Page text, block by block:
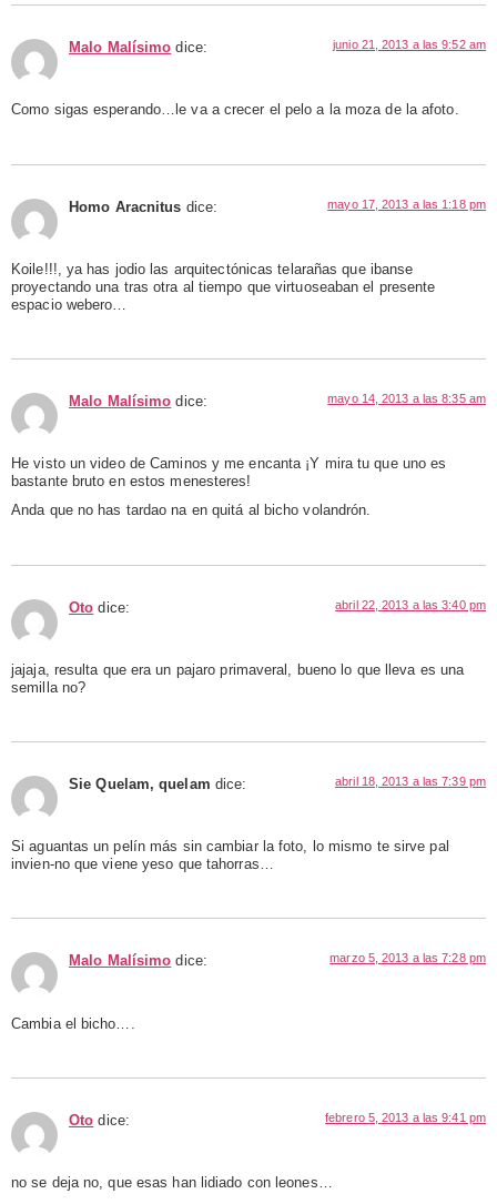
Malo Malísimo dice: junio 21, 2013 a las 9:52 am
Como sigas esperando…le va a crecer el pelo a la moza de la afoto.
Homo Aracnitus dice: mayo 17, 2013 a las 1:18 pm
Koile!!!, ya has jodio las arquitectónicas telarañas que ibanse
proyectando una tras otra al tiempo que virtuoseaban el presente
espacio webero…
Malo Malísimo dice: mayo 14, 2013 a las 8:35 am
He visto un video de Caminos y me encanta ¡Y mira tu que uno es
bastante bruto en estos menesteres!
Anda que no has tardao na en quitá al bicho volandrón.
Oto dice: abril 22, 2013 a las 3:40 pm
jajaja, resulta que era un pajaro primaveral, bueno lo que lleva es una
semilla no?
Sie Quelam, quelam dice: abril 18, 2013 a las 7:39 pm
Si aguantas un pelín más sin cambiar la foto, lo mismo te sirve pal
invien-no que viene yeso que tahorras…
Malo Malísimo dice: marzo 5, 2013 a las 7:28 pm
Cambia el bicho….
Oto dice: febrero 5, 2013 a las 9:41 pm
no se deja no, que esas han lidiado con leones…